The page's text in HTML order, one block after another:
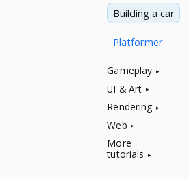
Building a car
Platformer
Gameplay
UI & Art
Rendering
Web
More
tutorials